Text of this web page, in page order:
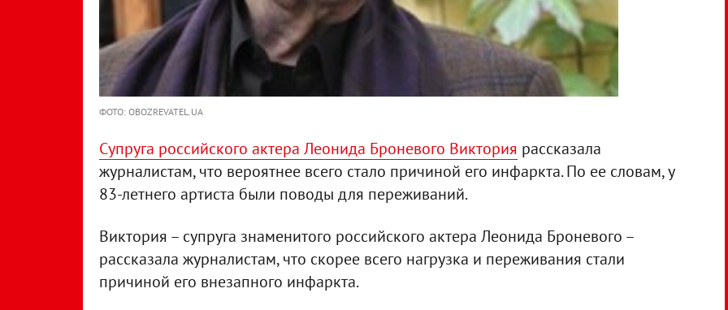
ФОТО: OBOZREVATEL.UA
Супруга российского актера Леонида Броневого Виктория рассказала
журналистам, что вероятнее всего стало причиной его инфаркта. По ее словам, у
83-летнего артиста были поводы для переживаний.
Виктория – супруга знаменитого российского актера Леонида Броневого –
рассказала журналистам, что скорее всего нагрузка и переживания стали
причиной его внезапного инфаркта.